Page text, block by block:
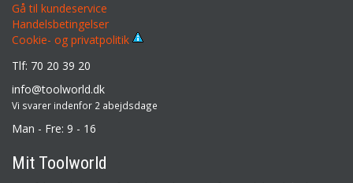
Gå til kundeservice
Handelsbetingelser
Cookie- og privatpolitik
Tlf: 70 20 39 20
info@toolworld.dk
Vi svarer indenfor 2 abejdsdage
Man - Fre: 9 - 16
Mit Toolworld